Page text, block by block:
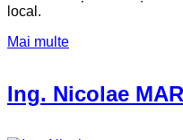
local.
Mai multe
Ing. Nicolae